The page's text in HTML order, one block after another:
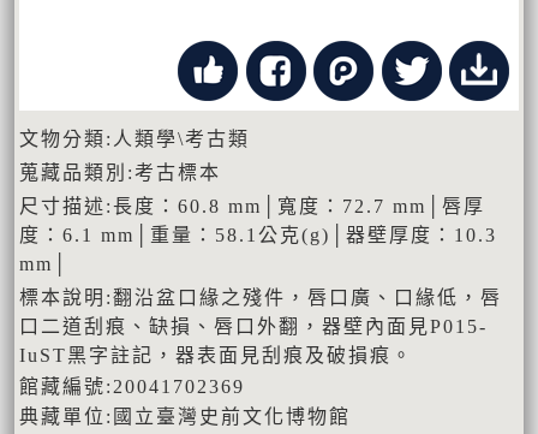
文物分類:人類學\考古類
蒐藏品類別:考古標本
尺寸描述:長度：60.8 mm│寬度：72.7 mm│唇厚
度：6.1 mm│重量：58.1公克(g)│器壁厚度：10.3
mm│
標本說明:翻沿盆口緣之殘件，唇口廣、口緣低，唇
口二道刮痕、缺損、唇口外翻，器壁內面見P015-
IuST黑字註記，器表面見刮痕及破損痕。
館藏編號:20041702369
典藏單位:國立臺灣史前文化博物館